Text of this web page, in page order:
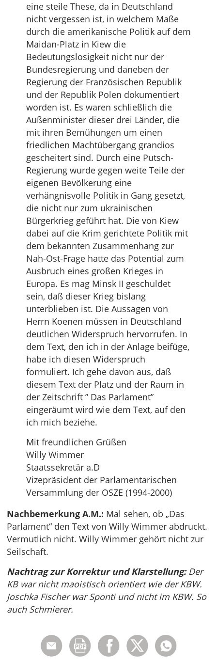
eine steile These, da in Deutschland
nicht vergessen ist, in welchem Maße
durch die amerikanische Politik auf dem
Maidan-Platz in Kiew die
Bedeutungslosigkeit nicht nur der
Bundesregierung und daneben der
Regierung der Französischen Republik
und der Republik Polen dokumentiert
worden ist. Es waren schließlich die
Außenminister dieser drei Länder, die
mit ihren Bemühungen um einen
friedlichen Machtübergang grandios
gescheitert sind. Durch eine Putsch-
Regierung wurde gegen weite Teile der
eigenen Bevölkerung eine
verhängnisvolle Politik in Gang gesetzt,
die nicht nur zum ukrainischen
Bürgerkrieg geführt hat. Die von Kiew
dabei auf die Krim gerichtete Politik mit
dem bekannten Zusammenhang zur
Nah-Ost-Frage hatte das Potential zum
Ausbruch eines großen Krieges in
Europa. Es mag Minsk II geschuldet
sein, daß dieser Krieg bislang
unterblieben ist. Die Aussagen von
Herrn Koenen müssen in Deutschland
deutlichen Widerspruch hervorrufen. In
dem Text, den ich in der Anlage beifüge,
habe ich diesen Widerspruch
formuliert. Ich gehe davon aus, daß
diesem Text der Platz und der Raum in
der Zeitschrift ” Das Parlament”
eingeräumt wird wie dem Text, auf den
ich mich beziehe.
Mit freundlichen Grüßen
Willy Wimmer
Staatssekretär a.D
Vizepräsident der Parlamentarischen
Versammlung der OSZE (1994-2000)
Nachbemerkung A.M.: Mal sehen, ob „Das
Parlament“ den Text von Willy Wimmer abdruckt.
Vermutlich nicht. Willy Wimmer gehört nicht zur
Seilschaft.
Nachtrag zur Korrektur und Klarstellung:Der
KB war nicht maoistisch orientiert wie der KBW.
Joschka Fischer war Sponti und nicht im KBW. So
auch Schmierer.